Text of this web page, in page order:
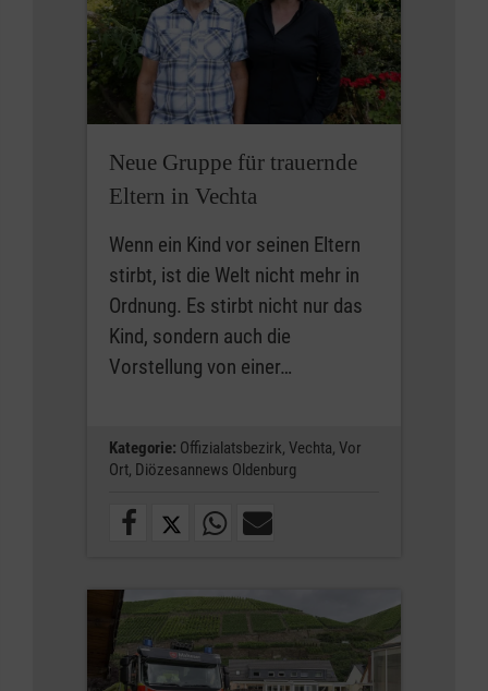
Neue Gruppe für trauernde
Eltern in Vechta
Wenn ein Kind vor seinen Eltern
stirbt, ist die Welt nicht mehr in
Ordnung. Es stirbt nicht nur das
Kind, sondern auch die
Vorstellung von einer…
Kategorie: Offizialatsbezirk, Vechta, Vor
Ort, Diözesannews Oldenburg